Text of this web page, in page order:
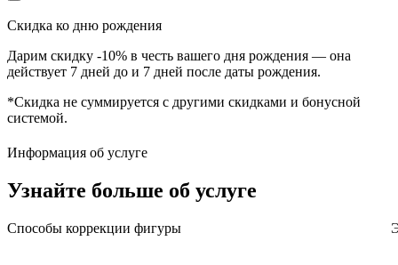
Скидка ко дню рождения
Дарим скидку -10% в честь вашего дня рождения — она
действует 7 дней до и 7 дней после даты рождения.
*Скидка не суммируется с другими скидками и бонусной
системой.
Информация об услуге
Узнайте больше об услуге
Способы коррекции фигуры